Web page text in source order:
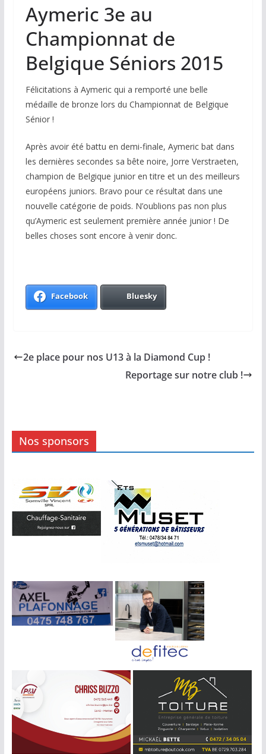
Aymeric 3e au
Championnat de
Belgique Séniors 2015
Félicitations à Aymeric qui a remporté une belle
médaille de bronze lors du Championnat de Belgique
Sénior !
Après avoir été battu en demi-finale, Aymeric bat dans
les dernières secondes sa bête noire, Jorre Verstraeten,
champion de Belgique junior en titre et un des meilleurs
européens juniors. Bravo pour ce résultat dans une
nouvelle catégorie de poids. N’oublions pas non plus
qu’Aymeric est seulement première année junior ! De
belles choses sont encore à venir donc.
Facebook Bluesky
2e place pour nos U13 à la Diamond Cup !
Reportage sur notre club !
Nos sponsors